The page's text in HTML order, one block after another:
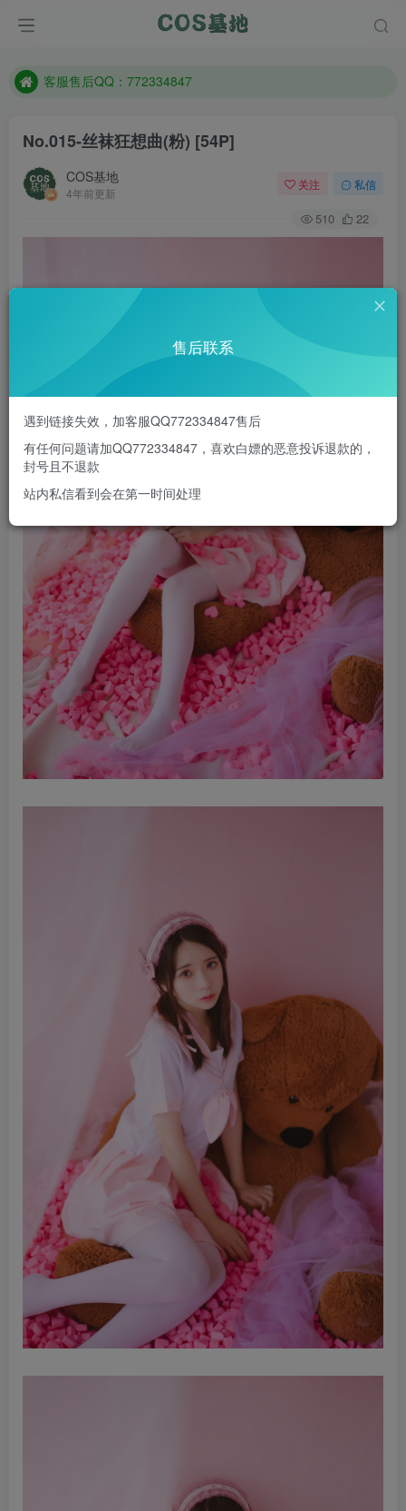
遇到任何问题加客服QQ：772334847
客服售后QQ：772334847
防失联：百度搜索《一七天佳》，实时查看最新站点。
No.015-丝袜狂想曲(粉) [54P]
COS基地
4年前更新
关注 私信
510 22
售后联系
遇到链接失效，加客服QQ772334847售后
有任何问题请加QQ772334847，喜欢白嫖的恶意投诉退款的，
封号且不退款
站内私信看到会在第一时间处理